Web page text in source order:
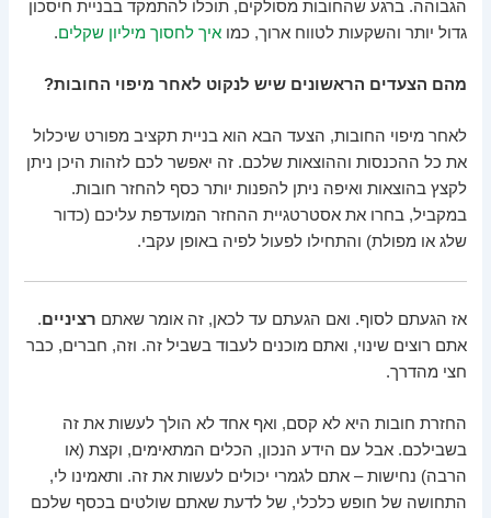
הגבוהה. ברגע שהחובות מסולקים, תוכלו להתמקד בבניית חיסכון
גדול יותר והשקעות לטווח ארוך, כמואיך לחסוך מיליון שקלים.
מהם הצעדים הראשונים שיש לנקוט לאחר מיפוי החובות?
לאחר מיפוי החובות, הצעד הבא הוא בניית תקציב מפורט שיכלול
את כל ההכנסות וההוצאות שלכם. זה יאפשר לכם לזהות היכן ניתן
לקצץ בהוצאות ואיפה ניתן להפנות יותר כסף להחזר חובות.
במקביל, בחרו את אסטרטגיית ההחזר המועדפת עליכם (כדור
שלג או מפולת) והתחילו לפעול לפיה באופן עקבי.
אז הגעתם לסוף. ואם הגעתם עד לכאן, זה אומר שאתם רציניים.
אתם רוצים שינוי, ואתם מוכנים לעבוד בשביל זה. וזה, חברים, כבר
חצי מהדרך.
החזרת חובות היא לא קסם, ואף אחד לא הולך לעשות את זה
בשבילכם. אבל עם הידע הנכון, הכלים המתאימים, וקצת (או
הרבה) נחישות – אתם לגמרי יכולים לעשות את זה. ותאמינו לי,
התחושה של חופש כלכלי, של לדעת שאתם שולטים בכסף שלכם